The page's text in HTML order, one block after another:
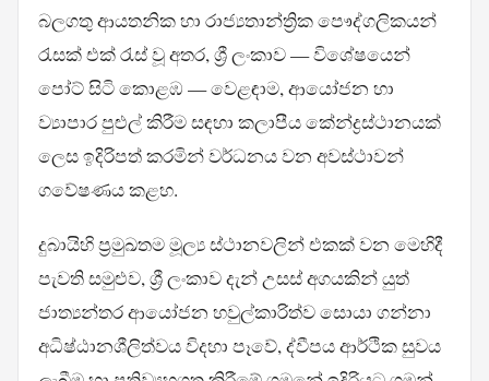
බලගතු ආයතනික හා රාජ්‍යතාන්ත්‍රික පෞද්ගලිකයන්
රැසක් එක් රැස් වූ අතර, ශ්‍රී ලංකාව — විශේෂයෙන්
පෝට් සිටි කොළඹ — වෙළඳාම, ආයෝජන හා
ව්‍යාපාර පුළුල් කිරීම සඳහා කලාපීය කේන්ද්‍රස්ථානයක්
ලෙස ඉදිරිපත් කරමින් වර්ධනය වන අවස්ථාවන්
ගවේෂණය කළහ.
දුබායිහි ප්‍රමුඛතම මූල්‍ය ස්ථානවලින් එකක් වන මෙහිදී
පැවති සමුළුව, ශ්‍රී ලංකාව දැන් උසස් අගයකින් යුත්
ජාත්‍යන්තර ආයෝජන හවුල්කාරිත්ව සොයා ගන්නා
අධිෂ්ඨානශීලිත්වය විදහා පෑවේ, ද්වීපය ආර්ථික සුවය